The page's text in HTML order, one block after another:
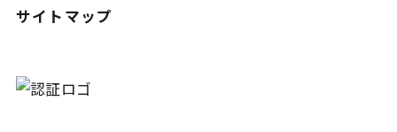
サイトマップ